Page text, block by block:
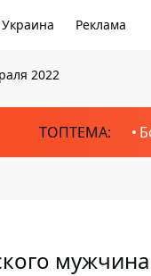
Украина Реклама
2022
ТОПТЕМА: